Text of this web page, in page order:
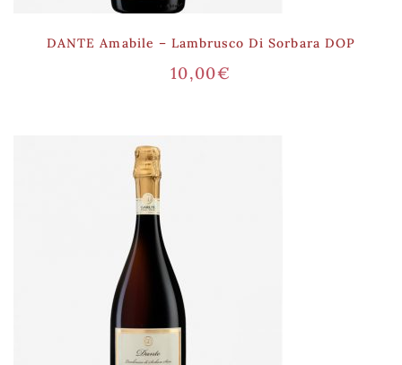
DANTE Amabile – Lambrusco Di Sorbara DOP
10,00€